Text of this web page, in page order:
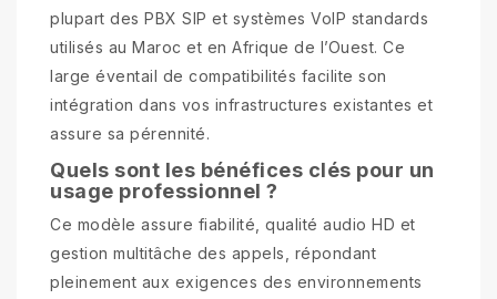
plupart des PBX SIP et systèmes VoIP standards
utilisés au Maroc et en Afrique de l’Ouest. Ce
large éventail de compatibilités facilite son
intégration dans vos infrastructures existantes et
assure sa pérennité.
Quels sont les bénéfices clés pour un
usage professionnel ?
Ce modèle assure fiabilité, qualité audio HD et
gestion multitâche des appels, répondant
pleinement aux exigences des environnements